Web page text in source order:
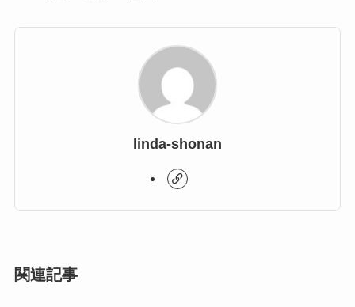
linda-shonan
関連記事